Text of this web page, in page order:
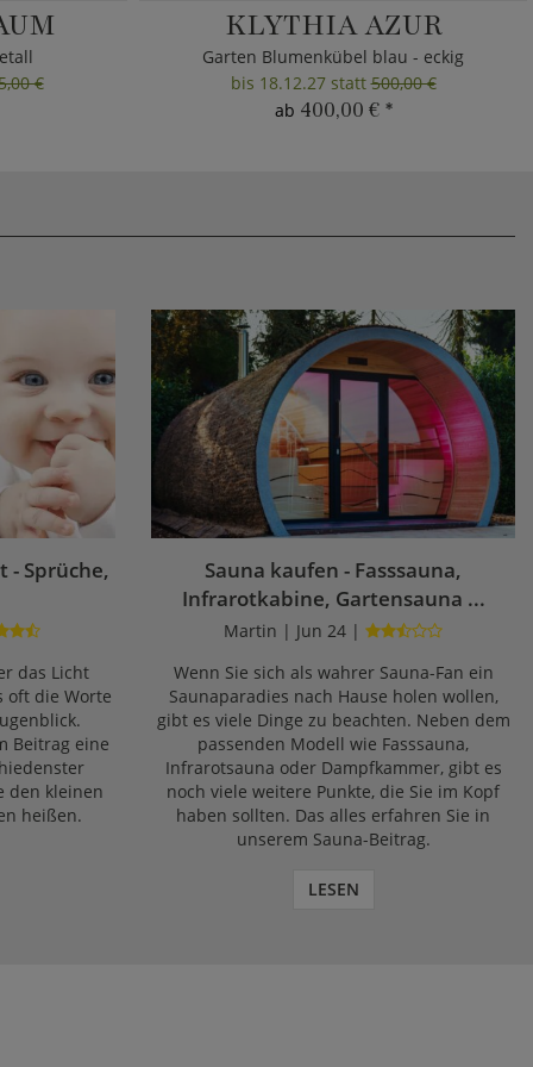
€
KLYTHIA AZUR
Garten Blumenkübel blau - eckig
bis 18.12.27 statt500,00 €
ab 400,00 € *
- Sprüche,
das Licht
oft die Worte
Beitrag eine
den kleinen
heißen.
Sauna kaufen - Fasssauna,
Infrarotkabine, Gartensauna ...
Martin | Jun 24 |
Wenn Sie sich als wahrer Sauna-Fan ein
Saunaparadies nach Hause holen wollen,
gibt es viele Dinge zu beachten. Neben dem
passenden Modell wie Fasssauna,
Infrarotsauna oder Dampfkammer, gibt es
noch viele weitere Punkte, die Sie im Kopf
haben sollten. Das alles erfahren Sie in
unserem Sauna-Beitrag.
LESEN